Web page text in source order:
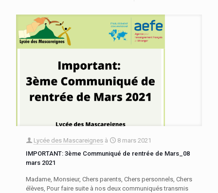
Lycée des Mascareignes à
8 mars 2021
IMPORTANT: 3ème Communiqué de rentrée de Mars_08
mars 2021
Madame, Monsieur, Chers parents, Chers personnels, Chers
élèves, Pour faire suite à nos deux communiqués transmis